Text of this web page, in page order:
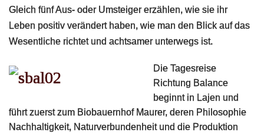
Gleich fünf Aus- oder Umsteiger erzählen, wie sie ihr
Leben positiv verändert haben, wie man den Blick auf das
Wesentliche richtet und achtsamer unterwegs ist.
Die Tagesreise
Richtung Balance
beginnt in Lajen und
führt zuerst zum Biobauernhof Maurer, deren Philosophie
Nachhaltigkeit, Naturverbundenheit und die Produktion